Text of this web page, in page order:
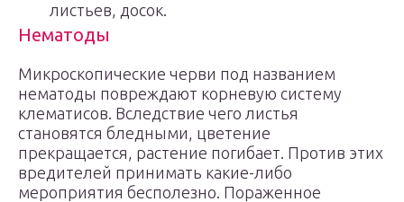
листьев, досок.
Нематоды
Микроскопические черви под названием
нематоды повреждают корневую систему
клематисов. Вследствие чего листья
становятся бледными, цветение
прекращается, растение погибает. Против этих
вредителей принимать какие-либо
мероприятия бесполезно. Пораженное